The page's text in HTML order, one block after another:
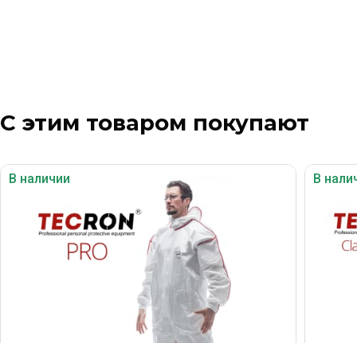
С этим товаром покупают
В наличии В